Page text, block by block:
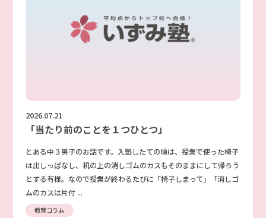
2026.07.21
「当たり前のことを１つひとつ」
とある中３男子のお話です。入塾したての頃は、授業で使った椅子
は出しっぱなし、机の上の消しゴムのカスもそのままにして帰ろう
とする有様。なので授業が終わるたびに「椅子しまって」「消しゴ
ムのカスは片付 ...
教育コラム